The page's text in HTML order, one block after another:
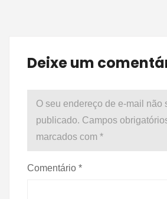
Deixe um
O seu endereço de e-mail não
publicado. Campos
marcados com *
Comentário *